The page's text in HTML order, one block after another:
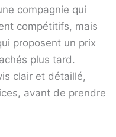
compagnie qui
compétitifs, mais
proposent un prix
plus tard.
clair et détaillé,
avant de prendre